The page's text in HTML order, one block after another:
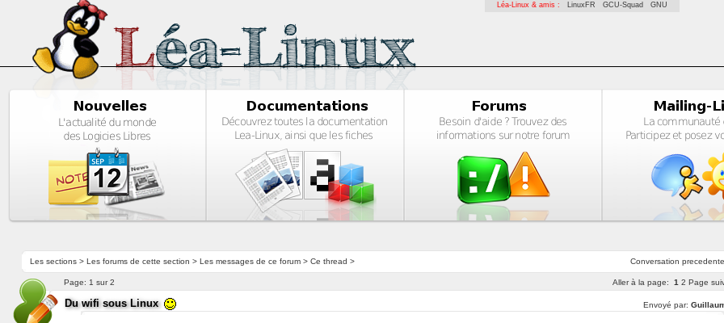
Léa-Linux & amis : LinuxFR GCU-Squad GNU
Conversation precedente
Les sections> Les forums de cette section > Les messages de ce forum> Ce thread >
Aller à la page: 1 2 Page
Page: 1 sur 2
Du wifi sous Linux Envoyé par: